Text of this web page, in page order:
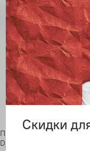
Потолочный
Djemb? от Marset H18
Скидки